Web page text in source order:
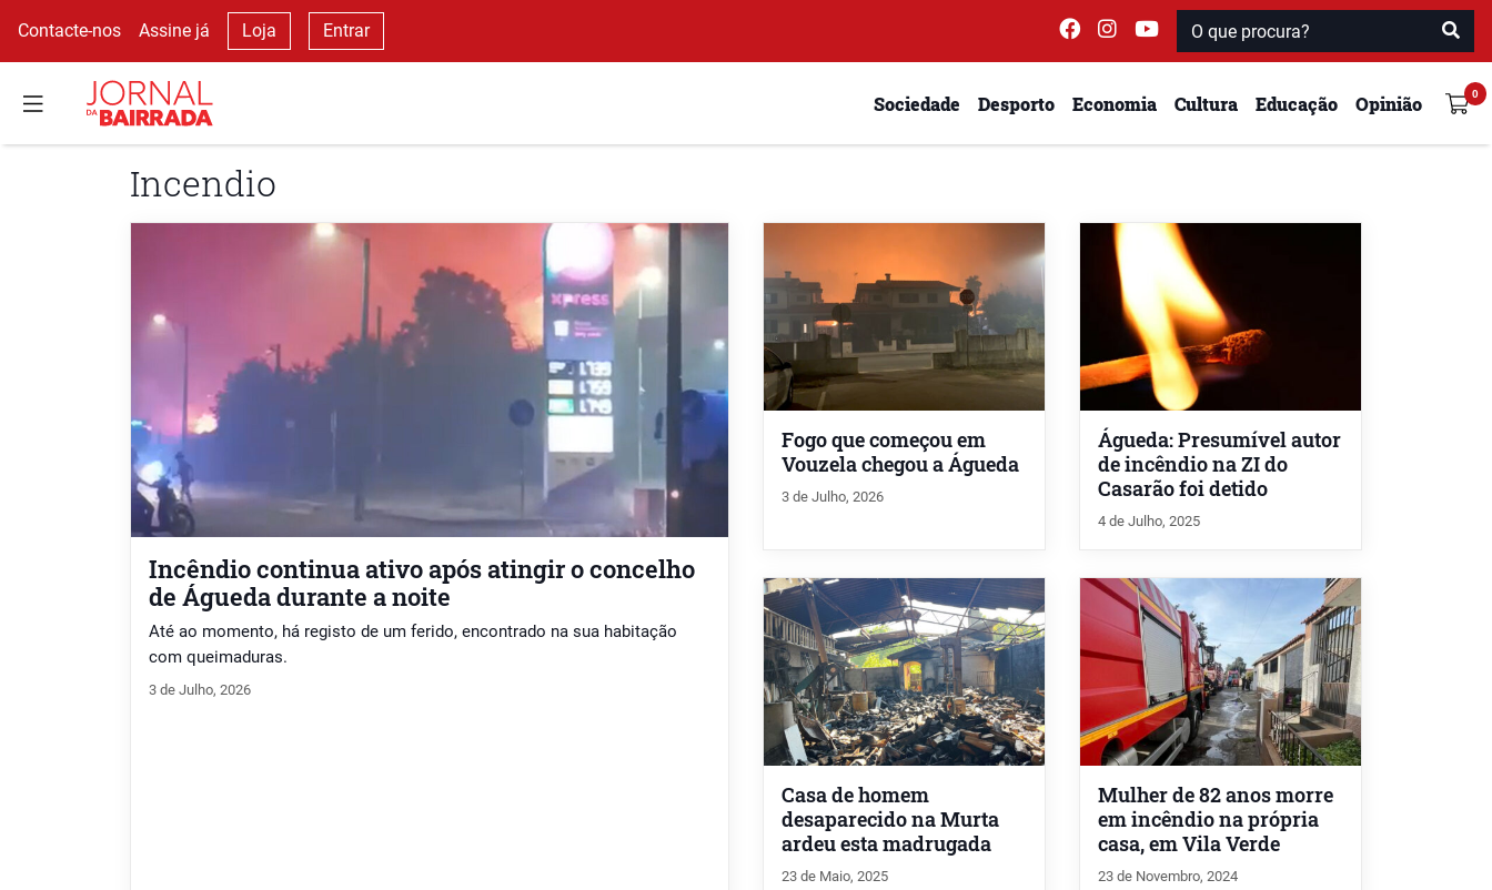
Contacte-nos Assine já Loja Entrar
Sociedade Desporto Economia Cultura Educação Opinião
Incendio
Incêndio continua ativo após atingir o concelho
de Águeda durante a noite
Até ao momento, há registo de um ferido, encontrado na sua habitação
com queimaduras.
3 de Julho, 2026
Fogo que começou em
Vouzela chegou a Águeda
3 de Julho, 2026
Águeda: Presumível autor
de incêndio na ZI do
Casarão foi detido
4 de Julho, 2025
Casa de homem
desaparecido na Murta
ardeu esta madrugada
23 de Maio, 2025
Mulher de 82 anos morre
em incêndio na própria
casa, em Vila Verde
23 de Novembro, 2024